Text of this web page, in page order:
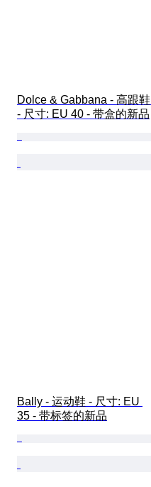
Dolce & Gabbana - 高跟鞋
- 尺寸: EU 40 - 带盒的新品
Bally - 运动鞋 - 尺寸: EU
35 - 带标签的新品